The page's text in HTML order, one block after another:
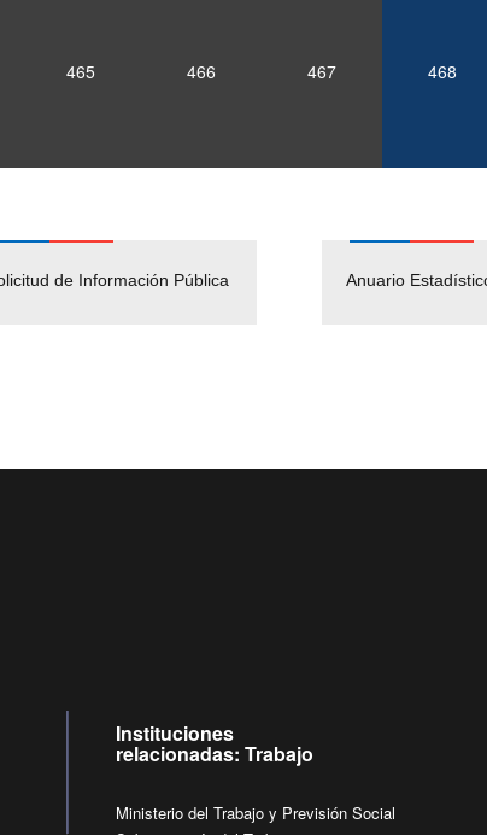
465 466 467 468
de Información Pública Anuario
Empleos Públicos
Instituciones
relacionadas: Trabajo
Ministerio del Trabajo y Previsión Social